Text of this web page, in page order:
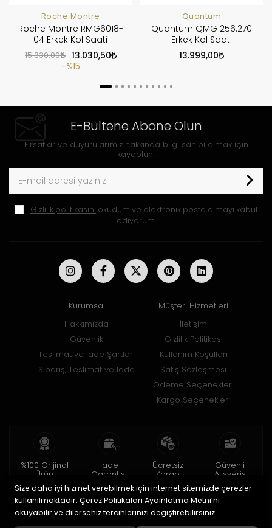
Roche Montre
Roche Montre RMG6018-
04 Erkek Kol Saati
15.330,00
13.030,50
%15
Quantum
Quantum QMG1256.270
Erkek Kol Saati
13.999,00
E-Bültene Abone Olun
Fırsatlar ve duyurularımız hakkında bilgi sahibi olmak için
kaydolun!
Gizlilik politikasını okudum ve elektronik posta almayı kabul
ediyorum.
Kurumsal
Hakkımızda
Güvenlik
Teslimat ve İade Şartları
Sipariş, Teslimat ve İade
Müşteri Hizmetleri
İletişim
Gizlilik Politikası
Kullanım Koşulları
Satış Sözleşmesi
Ödeme Seçenekleri
Kargo Seçenekleri
%100 Orijinal
Ürün
2 yıl garanti
İade
Garantisi
15 gün içinde
iade
Ücretsiz
Kargo
150 TL ve üzeri
Güvenli
Alışveriş
256bit SSL ile
Size daha iyi hizmet verebilmek için internet sitemizde çerezler
kullanılmaktadır. Çerez Politikaları Aydınlatma Metni’ni
okuyabilir ve dilerseniz tercihlerinizi değiştirebilirsiniz.